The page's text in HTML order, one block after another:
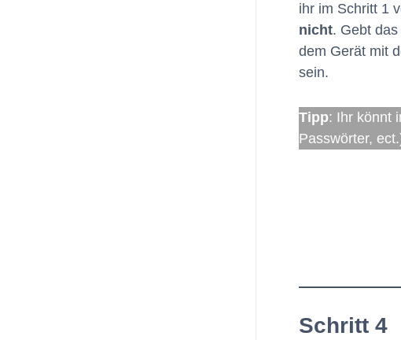
ihr im Schritt 1
nicht. Gebt
dem Gerät mit
sein.
Tipp: Ihr könnt
Passwörter,
Schritt 4